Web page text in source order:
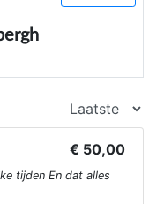
€ 50,00
tijden En dat alles